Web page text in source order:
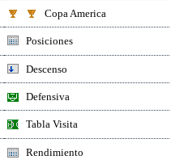
Copa America
Posiciones
Descenso
Defensiva
Tabla Visita
Rendimiento